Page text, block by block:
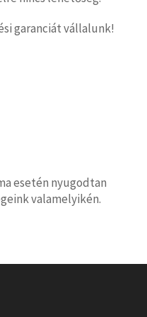
garanciát vállalunk!
esetén nyugodtan
valamelyikén.